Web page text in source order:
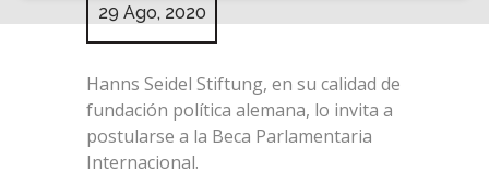
29 Ago, 2020
Hanns Seidel Stiftung, en su calidad de
fundación política alemana, lo invita a
postularse a la Beca Parlamentaria
Internacional.